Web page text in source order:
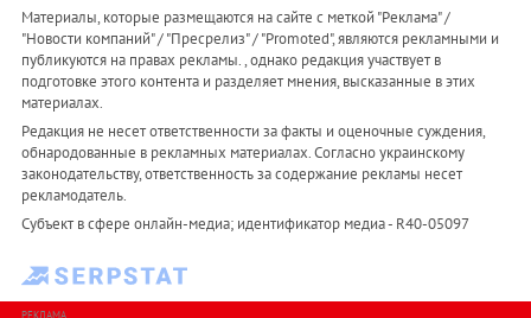
Материалы, которые размещаются на сайте с меткой "Реклама" /
"Новости компаний" / "Пресрелиз" / "Promoted", являются рекламными и
публикуются на правах рекламы. , однако редакция участвует в
подготовке этого контента и разделяет мнения, высказанные в этих
материалах.
Редакция не несет ответственности за факты и оценочные суждения,
обнародованные в рекламных материалах. Согласно украинскому
законодательству, ответственность за содержание рекламы несет
рекламодатель.
Субъект в сфере онлайн-медиа; идентификатор медиа - R40-05097
РЕКЛАМА